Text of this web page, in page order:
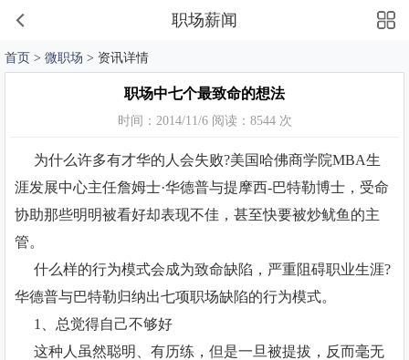
职场薪闻
首页 > 微职场 > 资讯详情
职场中七个最致命的想法
时间：2014/11/6 阅读：8544 次
为什么许多有才华的人会失败?美国哈佛商学院MBA生
涯发展中心主任詹姆士·华德普与提摩西-巴特勒博士，受命
协助那些明明被看好却表现不佳，甚至快要被炒鱿鱼的主
管。
什么样的行为模式会成为致命缺陷，严重阻碍职业生涯?
华德普与巴特勒归纳出七项职场缺陷的行为模式。
1、总觉得自己不够好
这种人虽然聪明、有历练，但是一旦被提拔，反而毫无